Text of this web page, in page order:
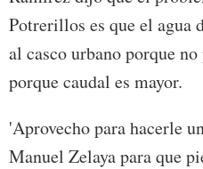
Potrerillos es que el agua
al casco urbano porque
porque caudal es mayor.
'Aprovecho para hacerle
Manuel Zelaya para que